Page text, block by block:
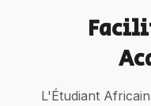
L'Étudiant